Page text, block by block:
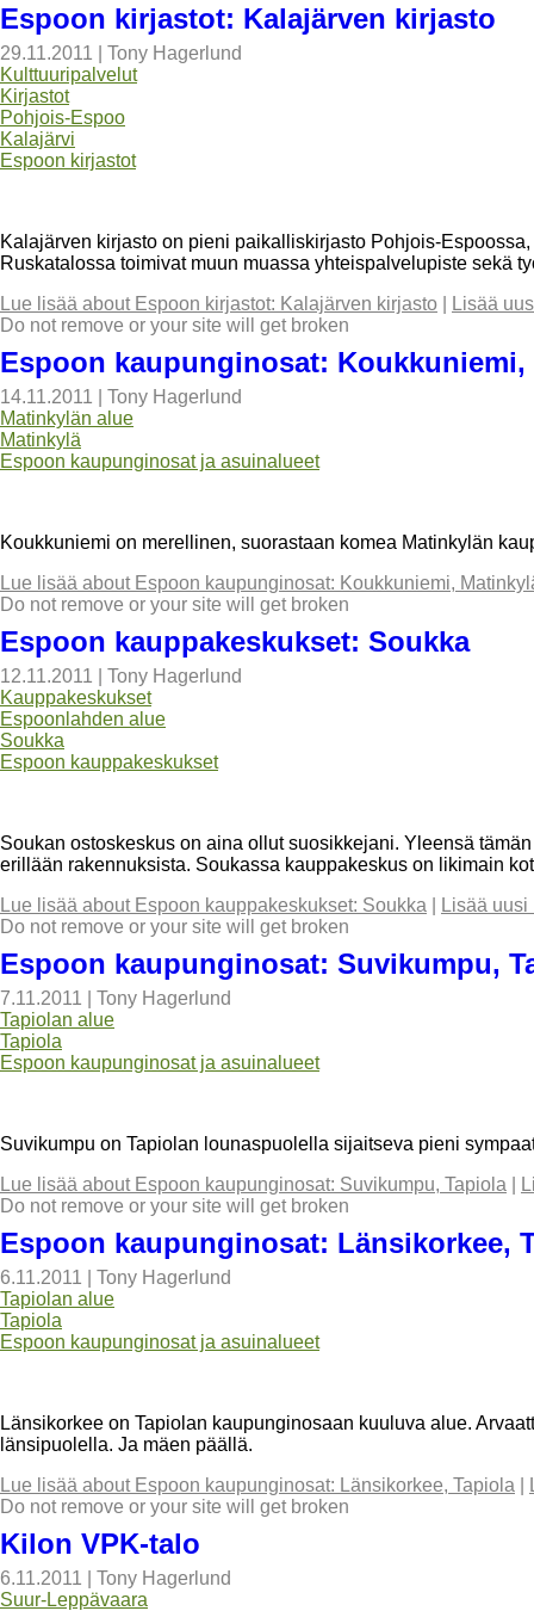
Espoon kirjastot: Kalajärven kirjasto
29.11.2011
Tony Hagerlund
Kulttuuripalvelut
Kirjastot
Pohjois-Espoo
Kalajärvi
Espoon kirjastot
Kalajärven kirjasto on pieni paikalliskirjasto Pohjois-
Ruskatalossa toimivat muun muassa yhteispalvelupiste sekä
Lue lisää about Espoon kirjastot: Kalajärven kirjasto
Lisää
Do not remove or your site will get broken
Espoon kaupunginosat: Koukkuniemi,
14.11.2011
Tony Hagerlund
Matinkylän alue
Matinkylä
Espoon kaupunginosat ja asuinalueet
Koukkuniemi on merellinen, suorastaan komea Matinkylän
Lue lisää about Espoon kaupunginosat: Koukkuniemi,
Do not remove or your site will get broken
Espoon kauppakeskukset: Soukka
12.11.2011
Tony Hagerlund
Kauppakeskukset
Espoonlahden alue
Soukka
Espoon kauppakeskukset
Soukan ostoskeskus on aina ollut suosikkejani. Yleensä
erillään rakennuksista. Soukassa kauppakeskus on likimain
Lue lisää about Espoon kauppakeskukset: Soukka
Lisää uusi
Do not remove or your site will get broken
Espoon kaupunginosat: Suvikumpu,
7.11.2011
Tony Hagerlund
Tapiolan alue
Tapiola
Espoon kaupunginosat ja asuinalueet
Suvikumpu on Tapiolan lounaspuolella sijaitseva pieni
Lue lisää about Espoon kaupunginosat: Suvikumpu, Tapiola
Do not remove or your site will get broken
Espoon kaupunginosat: Länsikorkee,
6.11.2011
Tony Hagerlund
Tapiolan alue
Tapiola
Espoon kaupunginosat ja asuinalueet
Länsikorkee on Tapiolan kaupunginosaan kuuluva alue.
länsipuolella. Ja mäen päällä.
Lue lisää about Espoon kaupunginosat: Länsikorkee, Tapiola
Do not remove or your site will get broken
Kilon VPK-talo
6.11.2011
Tony Hagerlund
Suur-Leppävaara